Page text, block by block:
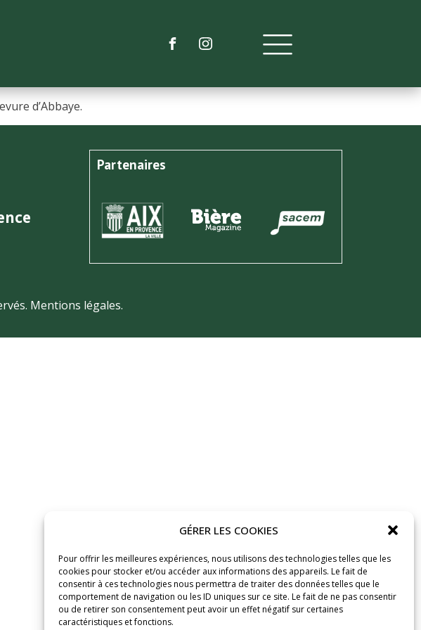
GÉRER LES COOKIES
Pour offrir les meilleures expériences, nous utilisons des technologies telles que les
cookies pour stocker et/ou accéder aux informations des appareils. Le fait de
consentir à ces technologies nous permettra de traiter des données telles que le
comportement de navigation ou les ID uniques sur ce site. Le fait de ne pas consentir
ou de retirer son consentement peut avoir un effet négatif sur certaines
caractéristiques et fonctions.
d’Abbaye.
Partenaires
Mentions légales.